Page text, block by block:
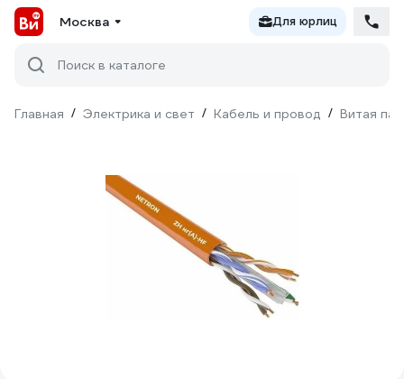
Москва Для юрлиц
Поиск в каталоге
Главная / Электрика и свет / Кабель и провод / Витая